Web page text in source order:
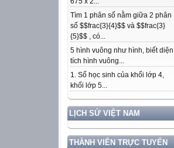
Tìm 1 phân số nằm giữa 2 phân
số $$frac{3}{4}$$ và $$frac{3}
{5}$$ , có...
5 hình vuông như hình, biết diện
tích hình vuông...
1. Số học sinh của khối lớp 4,
khối lớp 5...
LỊCH SỬ VIỆT NAM
THÀNH VIÊN TRỰC TUYẾN